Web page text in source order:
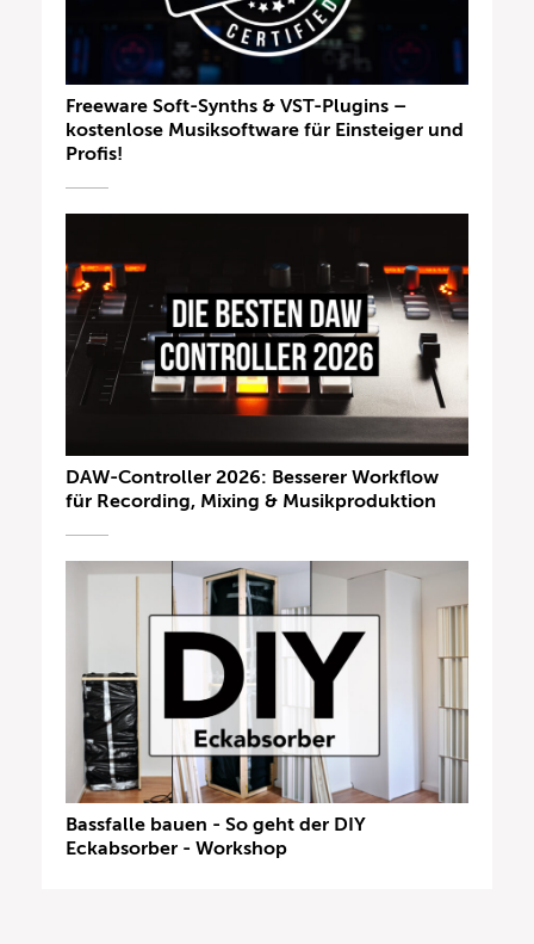
Freeware Soft-Synths & VST-Plugins –
kostenlose Musiksoftware für Einsteiger und
Profis!
DAW-Controller 2026: Besserer Workflow
für Recording, Mixing & Musikproduktion
Bassfalle bauen - So geht der DIY
Eckabsorber - Workshop